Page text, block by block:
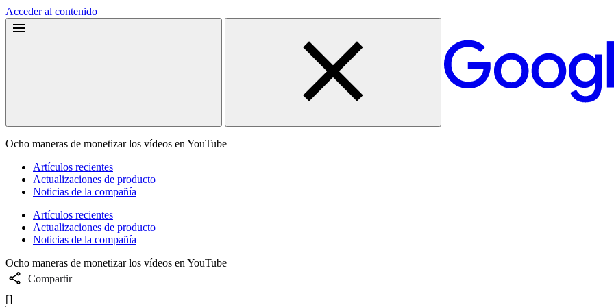
Acceder al contenido
Ocho maneras de monetizar los vídeos en YouTube
Artículos recientes
Actualizaciones de producto
Noticias de la compañía
Artículos recientes
Actualizaciones de producto
Noticias de la compañía
Ocho maneras de monetizar los vídeos en YouTube
Compartir
[]